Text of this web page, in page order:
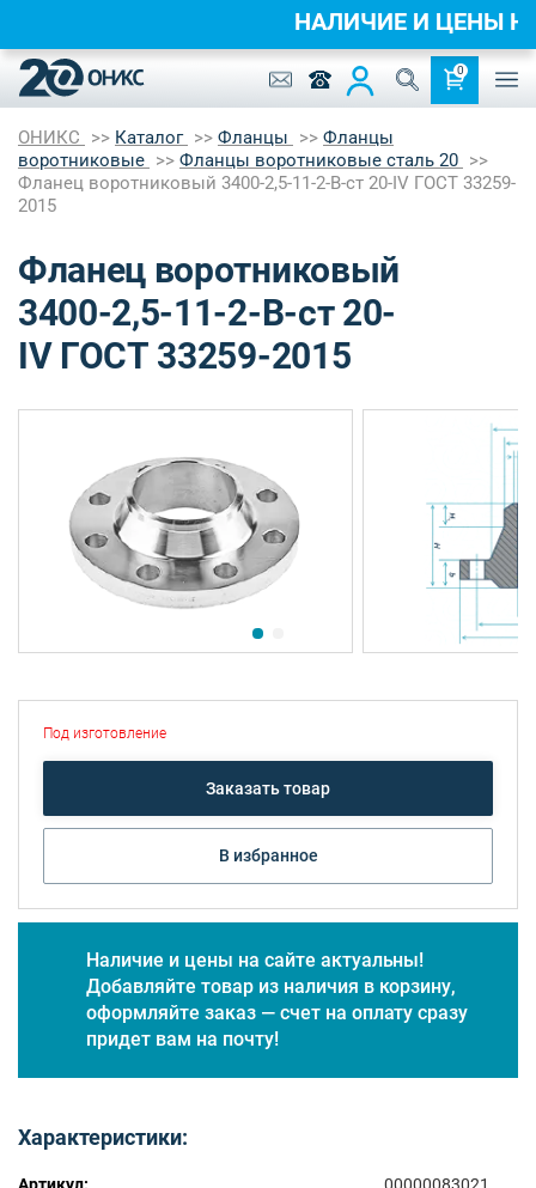
0
ОНИКС Каталог Фланцы
Фланцы
воротниковые
Фланцы воротниковые сталь 20
Фланец воротниковый 3400-2,5-11-2-B-ст 20-IV ГОСТ 33259-
2015
Фланец воротниковый
3400-2,5-11-2-B-ст 20-
IV ГОСТ 33259-2015
Под изготовление
Заказать товар
В избранное
Наличие и цены на сайте актуальны!
Добавляйте товар из наличия в корзину,
оформляйте заказ — счет на оплату сразу
придет вам на почту!
Характеристики:
Артикул:
00000083021
НАЛИЧИЕ И